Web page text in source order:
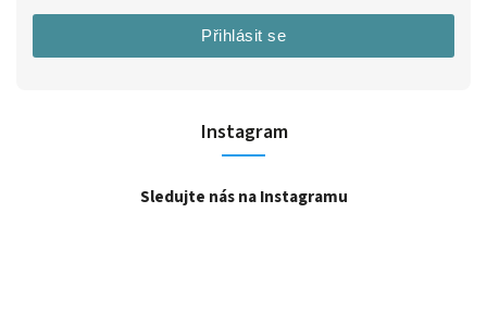
Instagram
Sledujte nás na Instagramu
Přihlásit se